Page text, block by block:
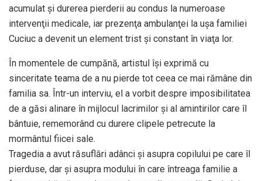
acumulat și durerea pierderii au condus la numeroase
intervenţii medicale, iar prezenţa ambulanţei la ușa familiei
Cuciuc a devenit un element trist și constant în viaţa lor.
În momentele de cumpănă, artistul îşi exprimă cu
sinceritate teama de a nu pierde tot ceea ce mai rămâne din
familia sa. Într-un interviu, el a vorbit despre imposibilitatea
de a găsi alinare în mijlocul lacrimilor și al amintirilor care îl
bântuie, rememorând cu durere clipele petrecute la
mormântul fiicei sale.
Tragedia a avut răsuflări adânci și asupra copilului pe care îl
pierduse, dar şi asupra modului în care întreaga familie a